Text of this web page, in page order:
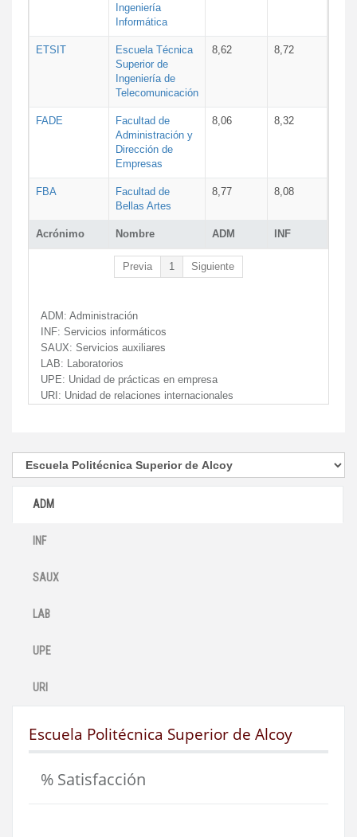
Acrónimo Nombre ADM INF
Ingeniería
Informática
ETSIT
Escuela Técnica
Superior de
Ingeniería de
Telecomunicación
8,62 8,72
FADE
Facultad de
Administración y
Dirección de
Empresas
8,06 8,32
FBA
Facultad de
Bellas Artes
8,77 8,08
Previa 1 Siguiente
ADM: Administración
INF: Servicios informáticos
SAUX: Servicios auxiliares
LAB: Laboratorios
UPE: Unidad de prácticas en empresa
URI: Unidad de relaciones internacionales
ADM
INF
SAUX
LAB
UPE
URI
Escuela Politécnica Superior de Alcoy
% Satisfacción